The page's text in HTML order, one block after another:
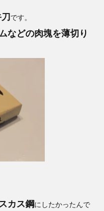
です。
などの肉塊を薄切り
カス鋼にしたかったんで